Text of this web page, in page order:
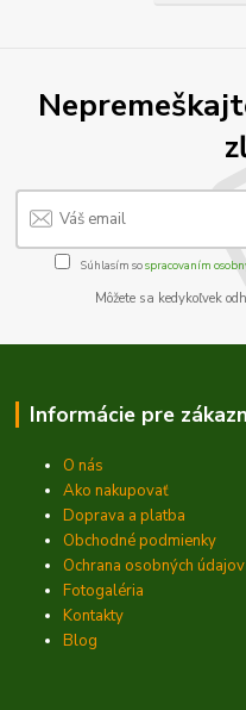
Súhlasím sospracovaním
Môžete sa kedykoľvek
Informácie pre
O nás
Ako nakupovať
Doprava a platba
Obchodné podmienky
Ochrana osobných údajov
Fotogaléria
Kontakty
Blog